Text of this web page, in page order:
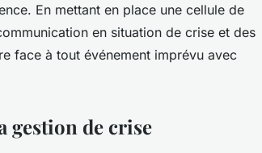
En mettant en place une cellule de
en situation de crise et des
face à tout événement imprévu avec
gestion de crise